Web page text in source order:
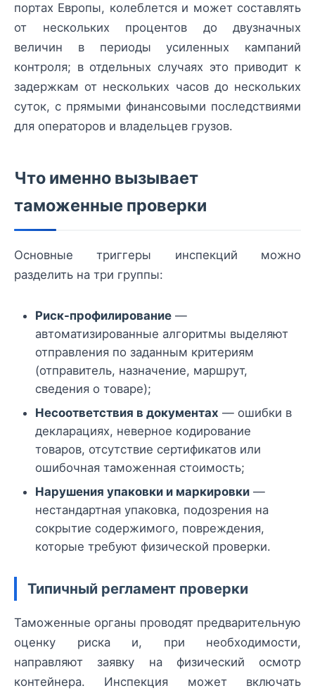
портах Европы, колеблется и может составлять
от нескольких процентов до двузначных
величин в периоды усиленных кампаний
контроля; в отдельных случаях это приводит к
задержкам от нескольких часов до нескольких
суток, с прямыми финансовыми последствиями
для операторов и владельцев грузов.
Что именно вызывает
таможенные проверки
Основные триггеры инспекций можно
разделить на три группы:
Риск-профилирование —
автоматизированные алгоритмы выделяют
отправления по заданным критериям
(отправитель, назначение, маршрут,
сведения о товаре);
Несоответствия в документах — ошибки в
декларациях, неверное кодирование
товаров, отсутствие сертификатов или
ошибочная таможенная стоимость;
Нарушения упаковки и маркировки —
нестандартная упаковка, подозрения на
сокрытие содержимого, повреждения,
которые требуют физической проверки.
Типичный регламент проверки
Таможенные органы проводят предварительную
оценку риска и, при необходимости,
направляют заявку на физический осмотр
контейнера. Инспекция может включать